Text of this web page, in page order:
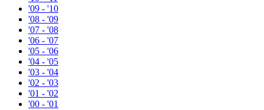
'09 - '10
'08 - '09
'07 - '08
'06 - '07
'05 - '06
'04 - '05
'03 - '04
'02 - '03
'01 - '02
'00 - '01